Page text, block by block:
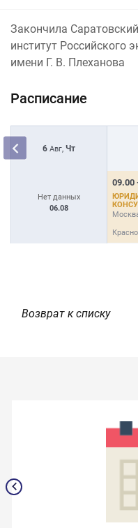
Закончила
институт Российского
имени Г. В. Плеханова
Расписание
6 Авг,Чт
Нет данных
06.08
09.00
Возврат к списку